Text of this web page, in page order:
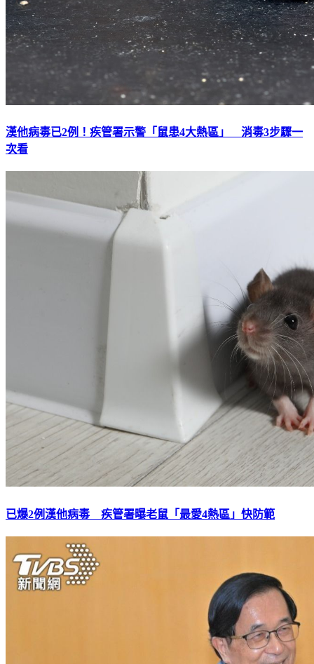
漢他病毒已2例！疾管署示警「鼠患4大熱區」 消毒3步驟一
次看
已爆2例漢他病毒 疾管署曝老鼠「最愛4熱區」快防範